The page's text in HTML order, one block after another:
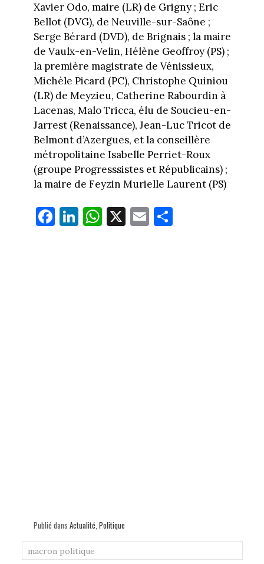
Xavier Odo, maire (LR) de Grigny ; Eric
Bellot (DVG), de Neuville-sur-Saône ;
Serge Bérard (DVD), de Brignais ; la maire
de Vaulx-en-Velin, Hélène Geoffroy (PS) ;
la première magistrate de Vénissieux,
Michèle Picard (PC), Christophe Quiniou
(LR) de Meyzieu, Catherine Rabourdin à
Lacenas, Malo Tricca, élu de Soucieu-en-
Jarrest (Renaissance), Jean-Luc Tricot de
Belmont d’Azergues, et la conseillère
métropolitaine Isabelle Perriet-Roux
(groupe Progresssistes et Républicains) ;
la maire de Feyzin Murielle Laurent (PS)
Fa
ce
Li
nk
W
ha
X E
m
Pa
Publié dans Actualité, Politique
macron politique